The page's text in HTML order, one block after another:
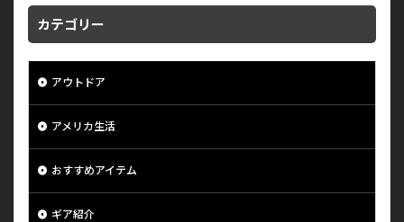
カテゴリー
アウトドア
アメリカ生活
おすすめアイテム
ギア紹介